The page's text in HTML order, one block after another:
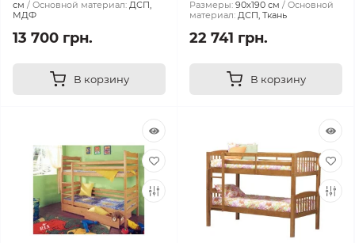
см
Основной материал: ДСП,
МДФ
13 700 грн.
В корзину
Размеры: 90х190 см
Основной
материал: ДСП, Ткань
22 741 грн.
В корзину